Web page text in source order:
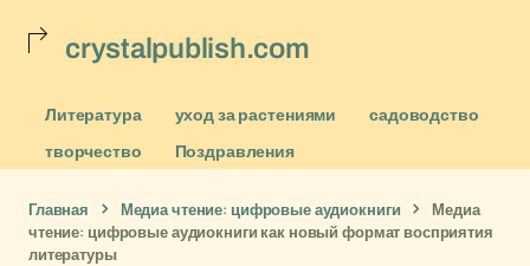
crystalpublish.com
Литература уход за растениями
садоводство
творчество
Поздравления
Главная Медиа чтение: цифровые аудиокниги
Медиа
чтение: цифровые аудиокниги как новый формат восприятия
литературы